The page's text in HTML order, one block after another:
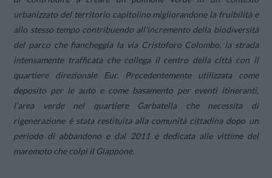
urbanizzato del territorio capitolino migliorandone la fruibilità e
allo stesso tempo contribuendo all’incremento della biodiversità
del parco che fiancheggia la via Cristoforo Colombo, la strada
intensamente trafficata che collega il centro della città con il
quartiere direzionale Eur. Precedentemente utilizzata come
deposito per le auto e come basamento per eventi itineranti,
l’area verde nel quartiere Garbatella che necessita di
rigenerazione è stata restituita alla comunità cittadina dopo un
periodo di abbandono e dal 2011 è dedicata alle vittime del
maremoto che colpì il Giappone.